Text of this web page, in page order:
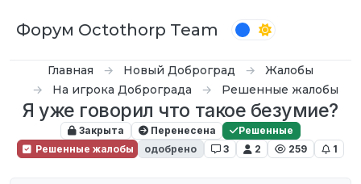
Форум Octothorp Team
Главная Новый Доброград
Жалобы
На игрока Доброграда
Решенные жалобы
Я уже говорил что такое безумие?
Закрыта Перенесена
Решенные
Решенные жалобы
одобрено 3 2 259 1